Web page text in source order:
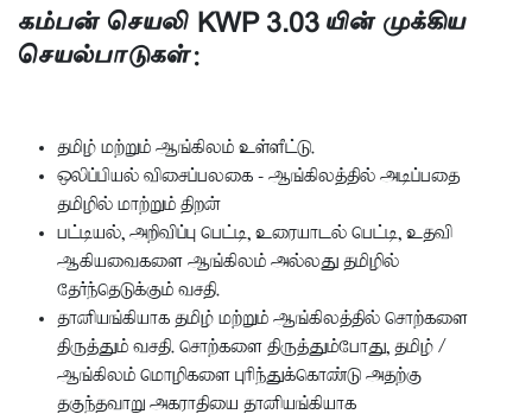
கம்பன் செயலி KWP 3.03 யின் முக்கிய
செயல்பாடுகள்:
தமிழ் மற்றும் ஆங்கிலம் உள்ளீட்டு.
ஒலிப்பியல் விசைப்பலகை - ஆங்கிலத்தில் அடிப்பதை
தமிழில் மாற்றும் திறன்
பட்டியல், அறிவிப்பு பெட்டி, உரையாடல் பெட்டி, உதவி
ஆகியவைகளை ஆங்கிலம் அல்லது தமிழில்
தேர்ந்தெடுக்கும் வசதி.
தானியங்கியாக தமிழ் மற்றும் ஆங்கிலத்தில் சொற்களை
திருத்தும் வசதி. சொற்களை திருத்தும்போது, தமிழ் /
ஆங்கிலம் மொழிகளை புரிந்துக்கொண்டு அதற்கு
தகுந்தவாறு அகராதியை தானியங்கியாக